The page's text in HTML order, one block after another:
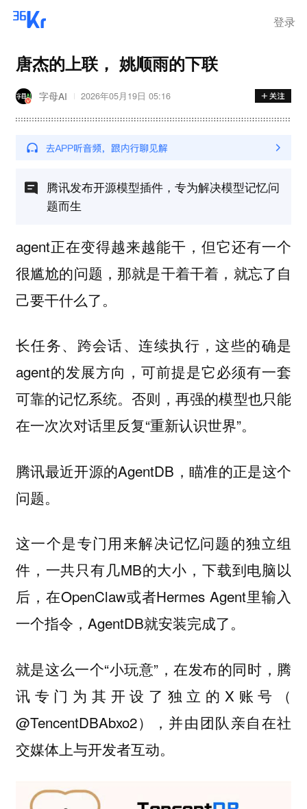
登录
唐杰的上联， 姚顺雨的下联
字母AI 2026年05月19日 05:16
腾讯发布开源模型插件，专为解决模型记忆问
题而生
agent正在变得越来越能干，但它还有一个
很尴尬的问题，那就是干着干着，就忘了自
己要干什么了。
长任务、跨会话、连续执行，这些的确是
agent的发展方向，可前提是它必须有一套
可靠的记忆系统。否则，再强的模型也只能
在一次次对话里反复“重新认识世界”。
腾讯最近开源的AgentDB，瞄准的正是这个
问题。
这一个是专门用来解决记忆问题的独立组
件，一共只有几MB的大小，下载到电脑以
后，在OpenClaw或者Hermes Agent里输入
一个指令，AgentDB就安装完成了。
就是这么一个“小玩意”，在发布的同时，腾
讯专门为其开设了独立的X账号（
@TencentDBAbxo2），并由团队亲自在社
交媒体上与开发者互动。